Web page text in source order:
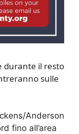
durante il resto
sulle
Anderson
fino all’area